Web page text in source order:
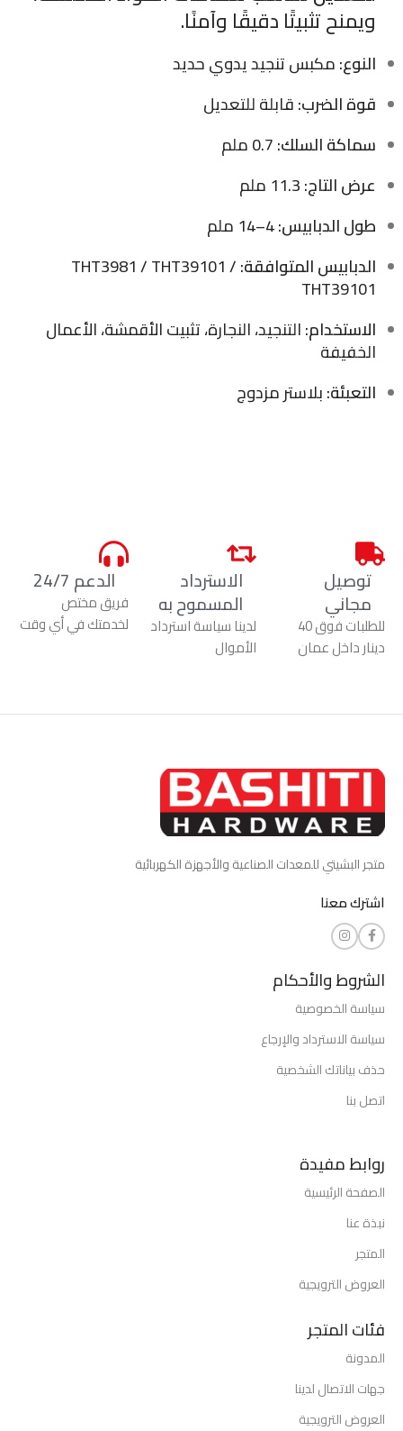
ويمنح تثبيتًا دقيقًا وآمنًا.
النوع:مكبس تنجيد يدوي حديد
قوة الضرب:قابلة للتعديل
سماكة السلك:
عرض التاج:
طول الدبابيس:
الدبابيس المتوافقة:THT3981 / THT39101 /
THT39101
الاستخدام:التنجيد، النجارة، تثبيت الأقمشة، الأعمال
الخفيفة
التعبئة:بلاستر مزدوج
توصيل
مجاني
للطلبات فوق 40
دينار داخل عمان
الاسترداد
المسموح به
لدينا سياسة استرداد
الأموال
الدعم 24/7
فريق مختص
لخدمتك في أي وقت
متجر البشيتي للمعدات الصناعية والأجهزة الكهربائية
اشترك معنا
الشروط والأحكام
سياسة الخصوصية
سياسة الاسترداد والإرجاع
حذف بياناتك الشخصية
اتصل بنا
روابط مفيدة
الصفحة الرئيسية
نبذة عنا
المتجر
العروض الترويجية
فئات المتجر
المدونة
جهات الاتصال لدينا
العروض الترويجية